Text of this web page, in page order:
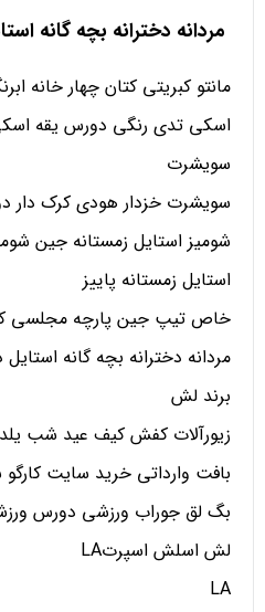
مردانه دخترانه بچه گانه
اسکی تدی رنگی دورس یقه
سویشرت
سویشرت خزدار هودی کرک دار
شومیز استایل زمستانه جین
استایل زمستانه پاییز
خاص تیپ جین پارچه مجلسی
مردانه دخترانه بچه گانه
برند لش
زیورآلات کفش کیف عید شب
بافت وارداتی خرید سایت کارگو
بگ لق جوراب ورزشی دورس
لش اسلش اسپرتLA
LA